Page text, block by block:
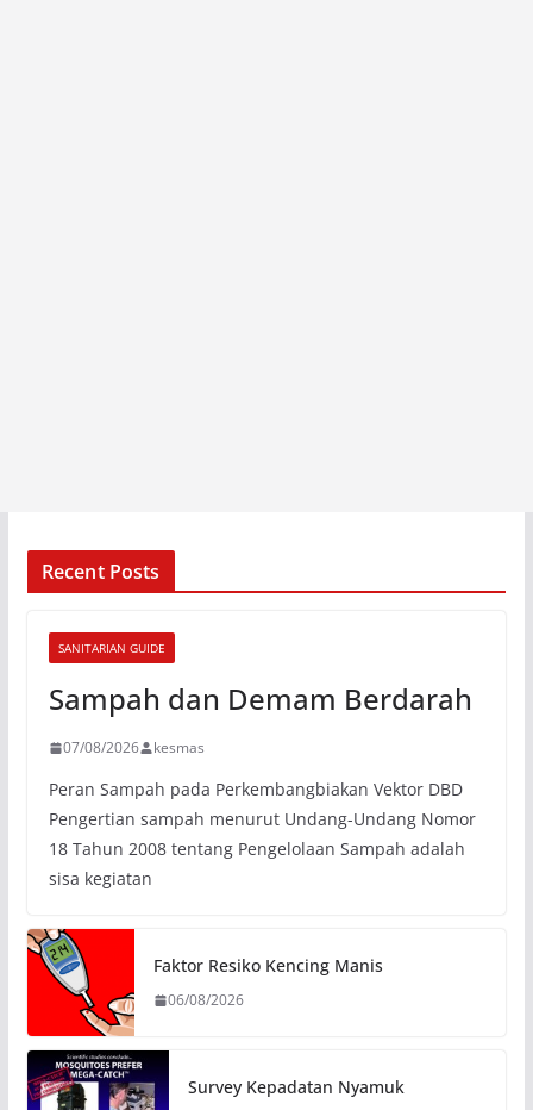
Recent Posts
SANITARIAN GUIDE
Sampah dan Demam Berdarah
07/08/2026 kesmas
Peran Sampah pada Perkembangbiakan Vektor DBD
Pengertian sampah menurut Undang-Undang Nomor
18 Tahun 2008 tentang Pengelolaan Sampah adalah
sisa kegiatan
Faktor Resiko Kencing Manis
06/08/2026
Survey Kepadatan Nyamuk